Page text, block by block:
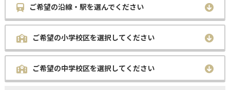
ご希望の沿線・駅を選んでください
ご希望の小学校区を選択してください
ご希望の中学校区を選択してください